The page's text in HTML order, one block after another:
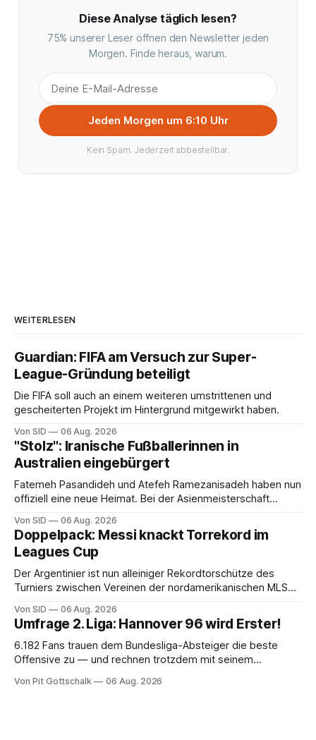
Diese Analyse täglich lesen?
75% unserer Leser öffnen den Newsletter jeden
Morgen. Finde heraus, warum.
Jeden Morgen um 6:10 Uhr
Kein Spam. Jederzeit abbestellbar.
WEITERLESEN
Guardian: FIFA am Versuch zur Super-
League-Gründung beteiligt
Die FIFA soll auch an einem weiteren umstrittenen und
gescheiterten Projekt im Hintergrund mitgewirkt haben.
Von SID 06 Aug. 2026
"Stolz": Iranische Fußballerinnen in
Australien eingebürgert
Fatemeh Pasandideh und Atefeh Ramezanisadeh haben nun
offiziell eine neue Heimat. Bei der Asienmeisterschaft
Von SID 06 Aug. 2026
Doppelpack: Messi knackt Torrekord im
Leagues Cup
Der Argentinier ist nun alleiniger Rekordtorschütze des
Turniers zwischen Vereinen der nordamerikanischen MLS
Von SID 06 Aug. 2026
Umfrage 2. Liga: Hannover 96 wird Erster!
6.182 Fans trauen dem Bundesliga-Absteiger die beste
Offensive zu — und rechnen trotzdem mit seinem
Lokalrivale in Niedersachsen.
Von Pit Gottschalk 06 Aug. 2026